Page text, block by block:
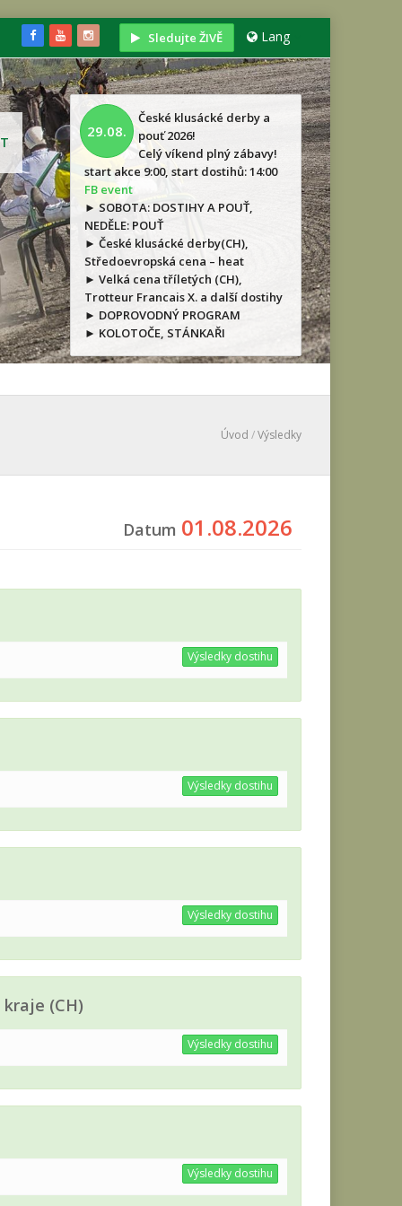
Sledujte ŽIVĚ Lang
29.08.
České klusácké derby a
pouť 2026!
Celý víkend plný zábavy!
start akce 9:00, start dostihů: 14:00
FB event
► SOBOTA: DOSTIHY A POUŤ,
NEDĚLE: POUŤ
► České klusácké derby(CH),
Středoevropská cena – heat
► Velká cena tříletých (CH),
Trotteur Francais X. a další dostihy
► DOPROVODNÝ PROGRAM
► KOLOTOČE, STÁNKAŘI
Úvod /Výsledky
Datum 01.08.2026
Výsledky dostihu
Výsledky dostihu
Výsledky dostihu
(CH)
Výsledky dostihu
Výsledky dostihu